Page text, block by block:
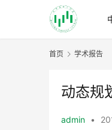
首页 学术报告
动态规
admin •